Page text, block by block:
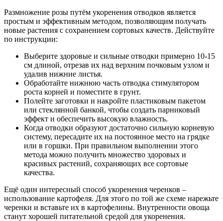
Размножение розы путём укоренения отводков является
простым и эффективным методом, позволяющим получать
новые растения с сохранением сортовых качеств. Действуйте
по инструкции:
Выберите здоровые и сильные отводки примерно 10-15
см длиной, отрезав их над верхним почковым узлом и
удалив нижние листья.
Обработайте нижнюю часть отводка стимулятором
роста корней и поместите в грунт.
Полейте заготовки и накройте пластиковым пакетом
или стеклянной банкой, чтобы создать парниковый
эффект и обеспечить высокую влажность.
Когда отводки образуют достаточно сильную корневую
систему, пересадите их на постоянное место на грядке
или в горшки. При правильном выполнении этого
метода можно получить множество здоровых и
красивых растений, сохраняющих все сортовые
качества.
Ещё один интересный способ укоренения черенков –
использование картофеля. Для этого по той же схеме нарежьте
черенки и вставьте их в картофелины. Внутренности овоща
станут хорошей питательной средой для укоренения.